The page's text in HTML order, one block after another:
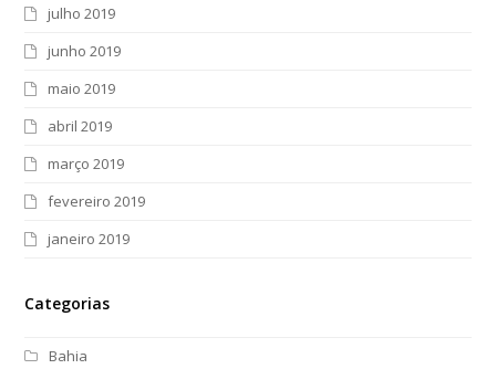
julho 2019
junho 2019
maio 2019
abril 2019
março 2019
fevereiro 2019
janeiro 2019
Categorias
Bahia